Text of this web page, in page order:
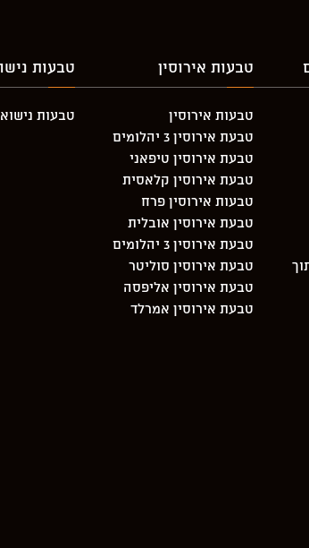
טבעות אירוסין
טבעות אירוסין
טבעת אירוסין 3 יהלומים
טבעת אירוסין טיפאני
טבעת אירוסין קלאסית
טבעות אירוסין פרח
טבעת אירוסין אובלית
טבעת אירוסין 3 יהלומים
טבעת אירוסין סוליטר
טבעת אירוסין אליפסה
טבעת אירוסין אמרלד
טבעות
טבעות